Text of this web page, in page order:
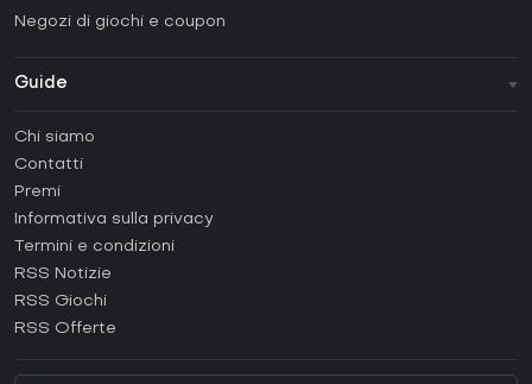
Negozi di giochi e coupon
Guide
Come attivare una Steam CD Key?
Come attivare una Epic Games CD Key?
Come attivare una GOG CD Key?
Come attivare una Ubisoft Connect CD Key?
Chi siamo
Contatti
Premi
Informativa sulla privacy
Termini e condizioni
RSS Notizie
RSS Giochi
RSS Offerte